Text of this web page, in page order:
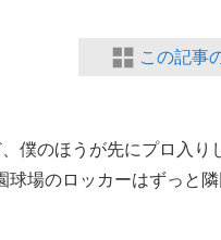
この記事
僕のほうが先にプロ入
場のロッカーはずっと隣